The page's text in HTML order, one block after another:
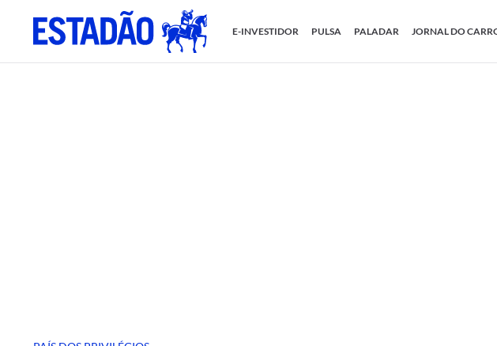
E-INVESTIDOR PULSA PALADAR JORNAL DO